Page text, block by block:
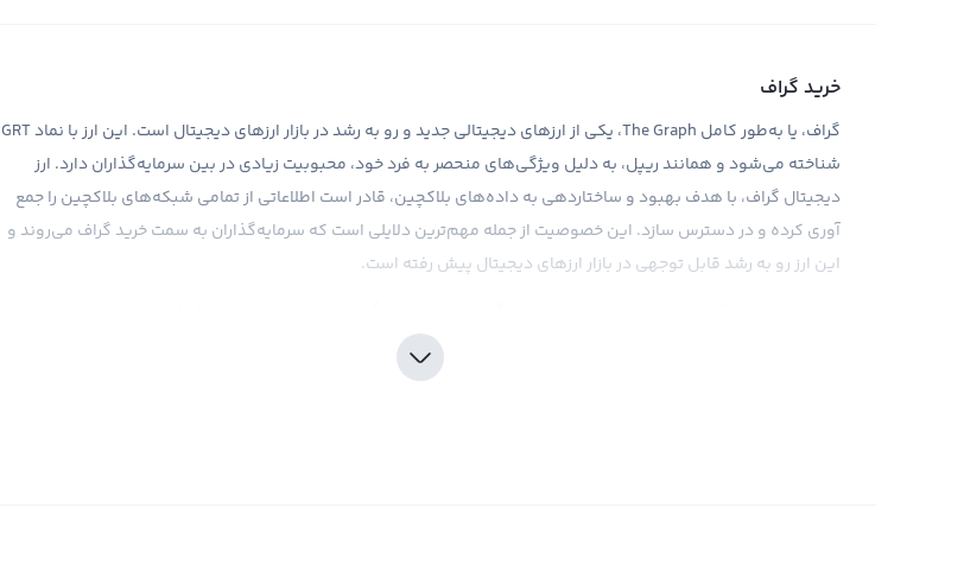
خرید گراف
گراف، یا به‌طور کامل The Graph، یکی از ارزهای دیجیتالی جدید و رو به رشد در بازار ارزهای دیجیتال است. این ارز با نماد GRT
شناخته می‌شود و همانند ریپل، به دلیل ویژگی‌های منحصر به فرد خود، محبوبیت زیادی در بین سرمایه‌گذاران دارد. ارز
دیجیتال گراف، با هدف بهبود و ساختاردهی به داده‌های بلاکچین، قادر است اطلاعاتی از تمامی شبکه‌های بلاکچین را جمع
آوری کرده و در دسترس سازد. این خصوصیت از جمله مهم‌ترین دلایلی است که سرمایه‌گذاران به سمت خرید گراف می‌روند و
این ارز رو به رشد قابل توجهی در بازار ارزهای دیجیتال پیش رفته است.
قادر است تجربه خریدی مطمئن و مطلوب را برای کاربران خود فراهم کند. همچنین، با ارائه ابزارهای تحلیلی و نمودارهای بازار
به‌روز، رابکس به کاربران خود کمک می‌کند تا درک عمیقی از بازار داشته باشند و به‌طور بهتری تصمیم‌گیری کنند. در نهایت،